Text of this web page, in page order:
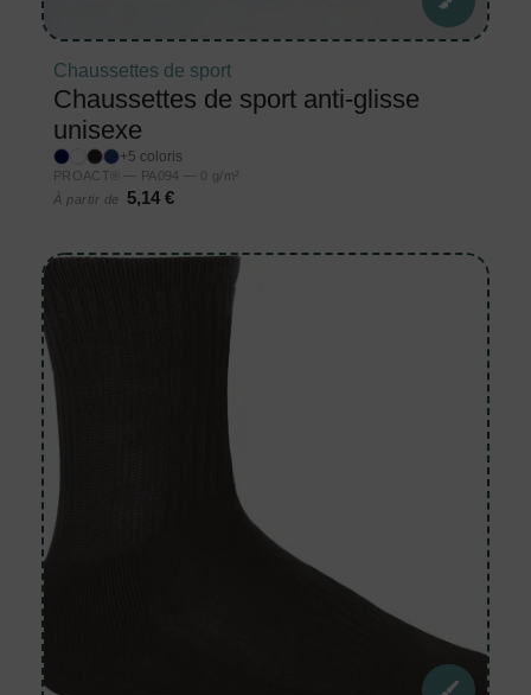
Chaussettes de sport
Chaussettes de sport anti-glisse
unisexe
+5 coloris
PROACT® — PA094 — 0 g/m²
À partir de
5,14 €